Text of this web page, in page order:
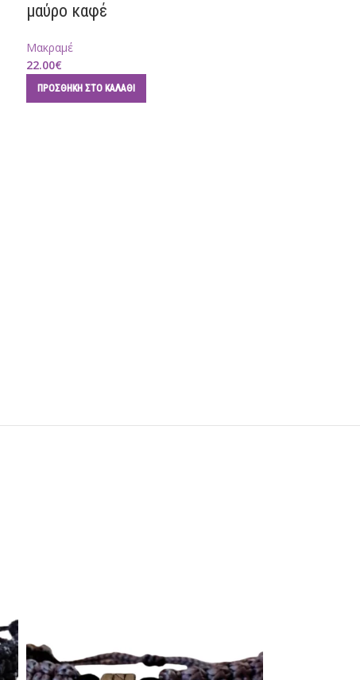
μαύρο καφέ
Μακραμέ
22.00€
ΠΡΟΣΘΉΚΗ ΣΤΟ ΚΑΛΆΘΙ